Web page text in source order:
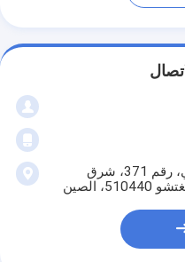
209، المبنى أ، حديقة المرح الإبداعي، رقم 371، شرق
الصين